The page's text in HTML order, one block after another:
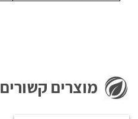
מוצרים קשורים